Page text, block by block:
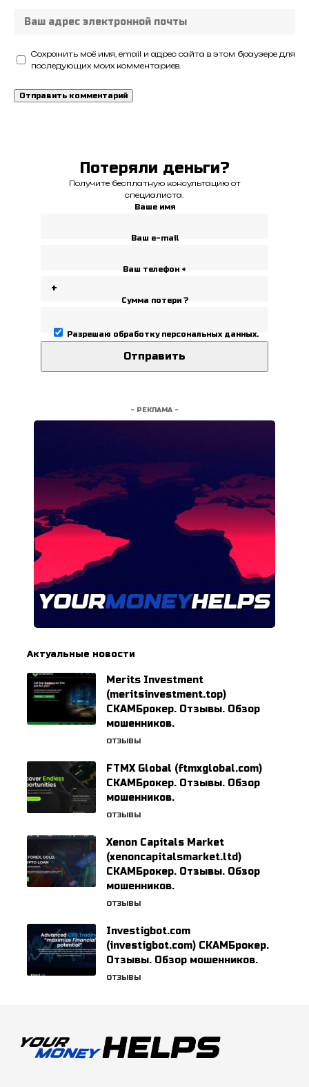
Сохранить моё имя, email и адрес сайта в этом браузере для
последующих моих комментариев.
Потеряли деньги?
Получите бесплатную консультацию от
специалиста.
Ваше имя
Ваш e-mail
Ваш телефон +
Сумма потери ?
Разрешаю обработку персональных данных.
- РЕКЛАМА -
Актуальные новости
Merits Investment
(meritsinvestment.top)
СКАМБрокер. Отзывы. Обзор
мошенников.
ОТЗЫВЫ
FTMX Global (ftmxglobal.com)
СКАМБрокер. Отзывы. Обзор
мошенников.
ОТЗЫВЫ
Xenon Capitals Market
(xenoncapitalsmarket.ltd)
СКАМБрокер. Отзывы. Обзор
мошенников.
ОТЗЫВЫ
Investigbot.com
(investigbot.com) СКАМБрокер.
Отзывы. Обзор мошенников.
ОТЗЫВЫ